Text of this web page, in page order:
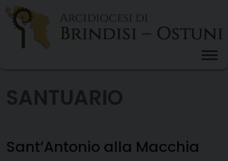
Skip
content
Sant’Antonio alla Macchia